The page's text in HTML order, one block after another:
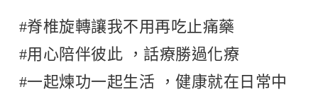
#脊椎旋轉讓我不用再吃止痛藥
#用心陪伴彼此 ，話療勝過化療
#一起煉功一起生活 ，健康就在日常中